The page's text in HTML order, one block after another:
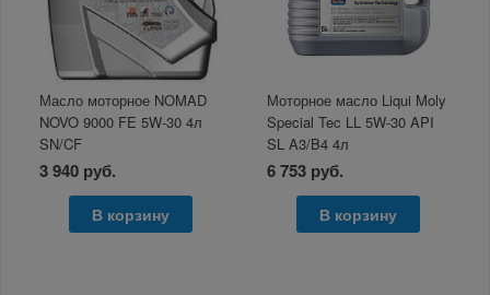
Масло моторное NOMAD
NOVO 9000 FE 5W-30 4л
SN/CF
3 940 руб.
В корзину
Моторное масло Liqui Moly
Special Tec LL 5W-30 API
SL A3/B4 4л
6 753 руб.
В корзину